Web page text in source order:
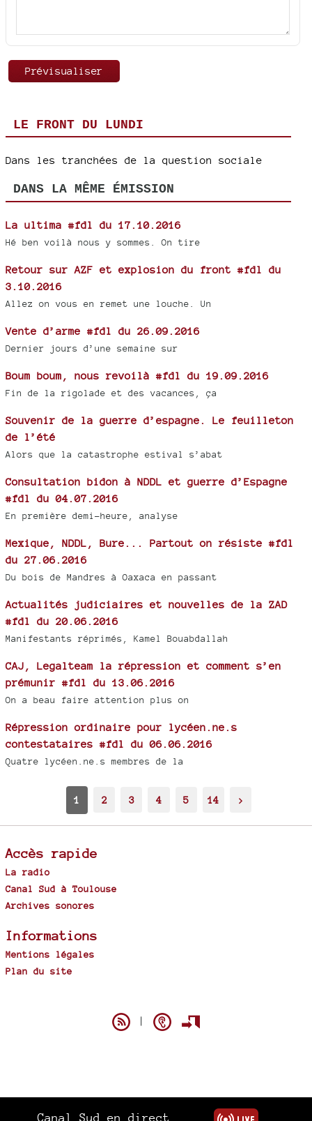
LE FRONT DU LUNDI
Dans les tranchées de la question sociale
DANS LA MÊME ÉMISSION
La ultima #fdl du 17.10.2016
Hé ben voilà nous y sommes. On tire
Retour sur AZF et explosion du front #fdl du
3.10.2016
Allez on vous en remet une louche. Un
Vente d’arme #fdl du 26.09.2016
Dernier jours d’une semaine sur
Boum boum, nous revoilà #fdl du 19.09.2016
Fin de la rigolade et des vacances, ça
Souvenir de la guerre d’espagne. Le feuilleton
de l’été
Alors que la catastrophe estival s’abat
Consultation bidon à NDDL et guerre d’Espagne
#fdl du 04.07.2016
En première demi-heure, analyse
Mexique, NDDL, Bure... Partout on résiste #fdl
du 27.06.2016
Du bois de Mandres à Oaxaca en passant
Actualités judiciaires et nouvelles de la ZAD
#fdl du 20.06.2016
Manifestants réprimés, Kamel Bouabdallah
CAJ, Legalteam la répression et comment s’en
prémunir #fdl du 13.06.2016
On a beau faire attention plus on
Répression ordinaire pour lycéen.ne.s
contestataires #fdl du 06.06.2016
Quatre lycéen.ne.s membres de la
1 2 3 4 5 14 >
Accès rapide
La radio
Canal Sud à Toulouse
Archives sonores
Informations
Mentions légales
Plan du site
|
Canal Sud en direct